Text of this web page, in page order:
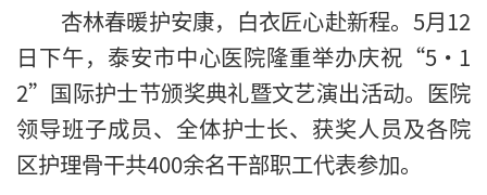
杏林春暖护安康，白衣匠心赴新程。5月12
日下午，泰安市中心医院隆重举办庆祝“5·1
2”国际护士节颁奖典礼暨文艺演出活动。医院
领导班子成员、全体护士长、获奖人员及各院
区护理骨干共400余名干部职工代表参加。